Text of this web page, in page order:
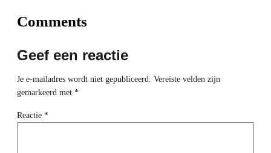
Comments
Geef een reactie
Je e-mailadres wordt niet gepubliceerd. Vereiste velden zijn
gemarkeerd met *
Reactie *